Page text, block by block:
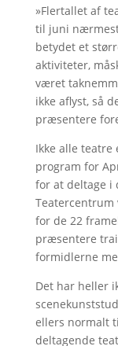
»Flertallet af
til juni
betydet et
aktiviteter,
været
ikke aflyst, så
præsentere
Ikke alle
program for
for at deltage i
for de 22
præsentere
formidlerne
Det har heller
ellers normalt
deltagende